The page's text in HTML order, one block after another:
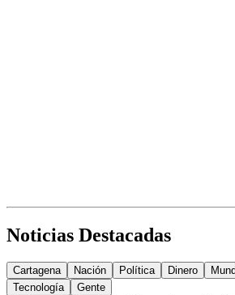
Noticias Destacadas
Cartagena Nación Política Dinero
Tecnología
Gente